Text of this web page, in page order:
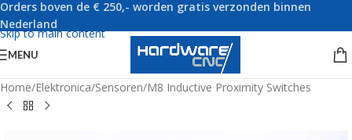
Skip to navigation
Skip to main content
Orders boven de € 250,- worden gratis verzonden binnen
Nederland
MENU
Home/Elektronica/Sensoren/M8 Inductive Proximity Switches